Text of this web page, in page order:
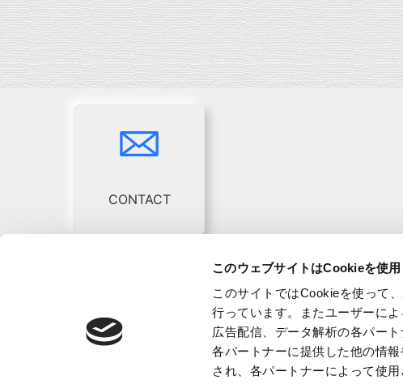
このウェブサイトはCookieを使
このサイトではCookieを使って
行っています。またユーザーに
広告配信、データ解析の各パー
各パートナーに提供した他の情
され、各パートナーによって使用
CONTACT
ICREX Co., Ltd.
1-11-19, Shinsayama,Sayama-shi, Saitama